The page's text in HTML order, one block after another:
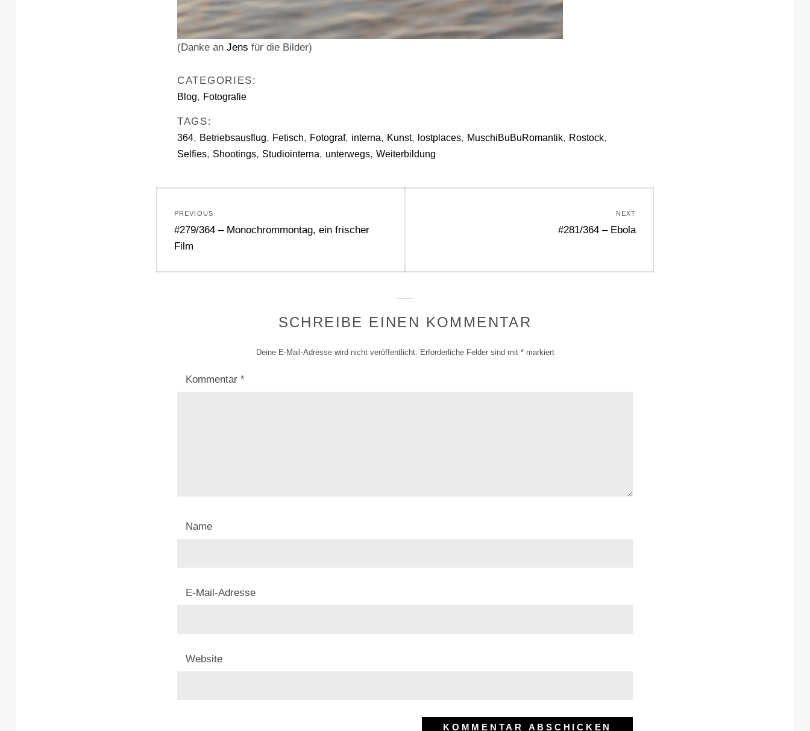
(Danke an Jens für die Bilder)
CATEGORIES:
Blog, Fotografie
TAGS:
364, Betriebsausflug, Fetisch, Fotograf, interna, Kunst, lostplaces, MuschiBuBuRomantik, Rostock,
Selfies, Shootings, Studiointerna, unterwegs, Weiterbildung
PREVIOUS
Previous
post:
#279/364 – Monochrommontag, ein frischer
Film
NEXT
Next
#281/364 – Ebola
SCHREIBE EINEN KOMMENTAR
Deine E-Mail-Adresse wird nicht veröffentlicht. Erforderliche Felder sind mit *markiert
Kommentar *
Name
E-Mail-Adresse
Website